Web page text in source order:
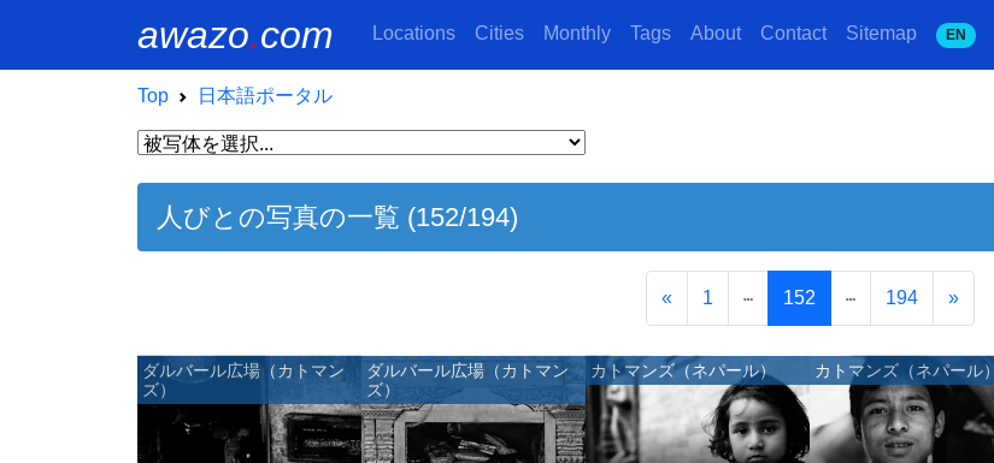
awazo.com Locations Cities Monthly Tags About Contact Sitemap EN
Top 日本語ポータル
人びとの写真の一覧 (152/194)
« 1 152 194 »
ダルバール広場（カトマン
ズ）
ダルバール広場（カトマン
ズ）
カトマンズ（ネパール） カトマンズ（ネパール）